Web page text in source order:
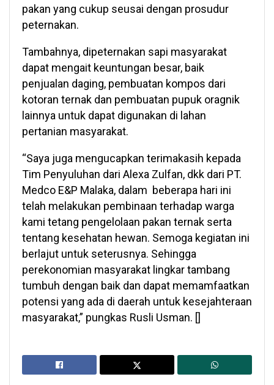
pakan yang cukup seusai dengan prosudur
peternakan.
Tambahnya, dipeternakan sapi masyarakat
dapat mengait keuntungan besar, baik
penjualan daging, pembuatan kompos dari
kotoran ternak dan pembuatan pupuk oragnik
lainnya untuk dapat digunakan di lahan
pertanian masyarakat.
“Saya juga mengucapkan terimakasih kepada
Tim Penyuluhan dari Alexa Zulfan, dkk dari PT.
Medco E&P Malaka, dalam beberapa hari ini
telah melakukan pembinaan terhadap warga
kami tetang pengelolaan pakan ternak serta
tentang kesehatan hewan. Semoga kegiatan ini
berlajut untuk seterusnya. Sehingga
perekonomian masyarakat lingkar tambang
tumbuh dengan baik dan dapat memamfaatkan
potensi yang ada di daerah untuk kesejahteraan
masyarakat,” pungkas Rusli Usman. []